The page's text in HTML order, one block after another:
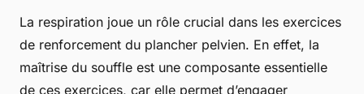
La respiration joue un rôle crucial dans les exercices
de renforcement du plancher pelvien. En effet, la
maîtrise du souffle est une composante essentielle
de ces exercices, car elle permet d’engager